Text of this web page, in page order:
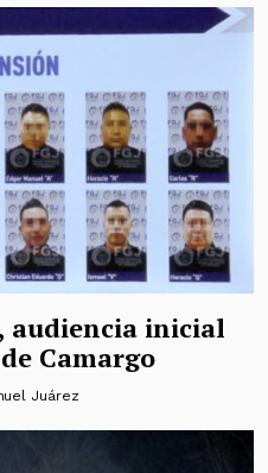
audiencia inicial
Camargo
Juárez